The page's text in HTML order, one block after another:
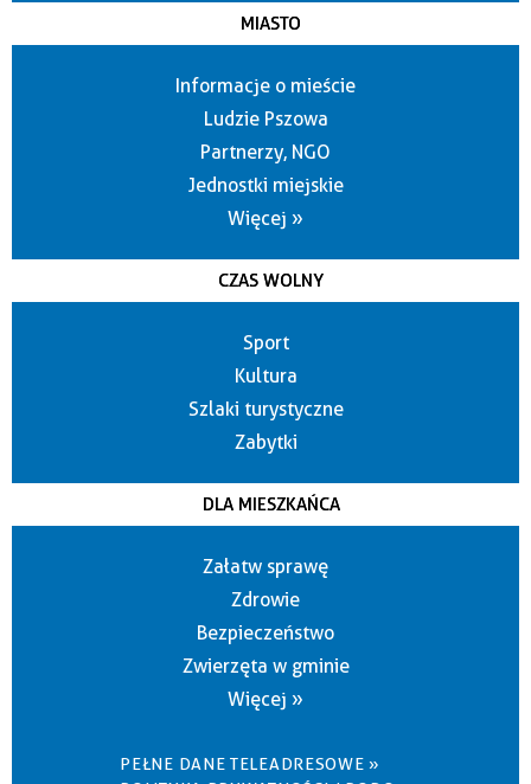
MIASTO
Informacje o mieście
Ludzie Pszowa
Partnerzy, NGO
Jednostki miejskie
Więcej »
CZAS WOLNY
Sport
Kultura
Szlaki turystyczne
Zabytki
DLA MIESZKAŃCA
Załatw sprawę
Zdrowie
Bezpieczeństwo
Zwierzęta w gminie
Więcej »
PEŁNE DANE TELEADRESOWE »